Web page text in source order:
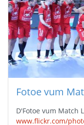
D'Fotoe vum Match
www.flickr.com/